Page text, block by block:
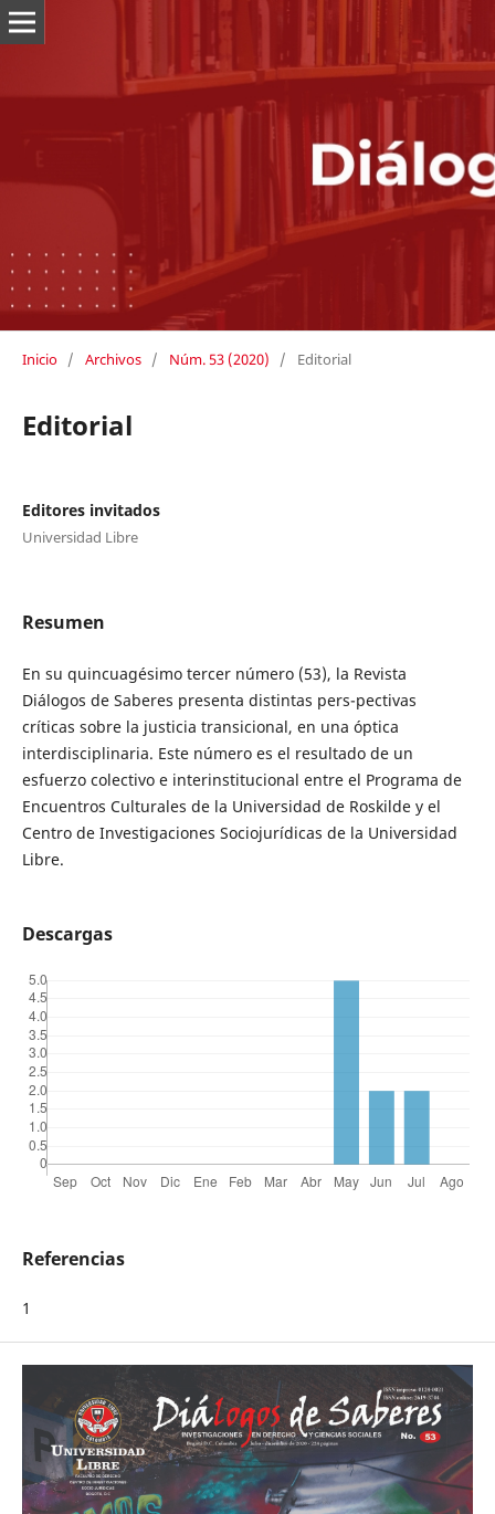
Inicio / Archivos / Núm. 53 (2020) / Editorial
Editorial
Editores invitados
Universidad Libre
Resumen
En su quincuagésimo tercer número (53), la Revista
Diálogos de Saberes presenta distintas pers-pectivas
críticas sobre la justicia transicional, en una óptica
interdisciplinaria. Este número es el resultado de un
esfuerzo colectivo e interinstitucional entre el Programa de
Encuentros Culturales de la Universidad de Roskilde y el
Centro de Investigaciones Sociojurídicas de la Universidad
Libre.
Descargas
Referencias
1